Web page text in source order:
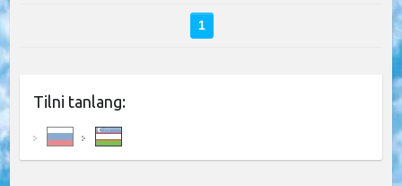
1
Tilni tanlang: